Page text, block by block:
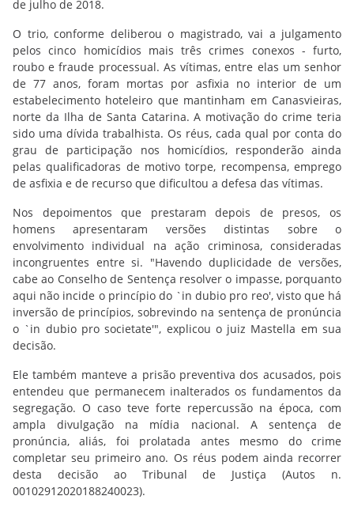
de julho de 2018.
O trio, conforme deliberou o magistrado, vai a julgamento
pelos cinco homicídios mais três crimes conexos - furto,
roubo e fraude processual. As vítimas, entre elas um senhor
de 77 anos, foram mortas por asfixia no interior de um
estabelecimento hoteleiro que mantinham em Canasvieiras,
norte da Ilha de Santa Catarina. A motivação do crime teria
sido uma dívida trabalhista. Os réus, cada qual por conta do
grau de participação nos homicídios, responderão ainda
pelas qualificadoras de motivo torpe, recompensa, emprego
de asfixia e de recurso que dificultou a defesa das vítimas.
Nos depoimentos que prestaram depois de presos, os
homens apresentaram versões distintas sobre o
envolvimento individual na ação criminosa, consideradas
incongruentes entre si. "Havendo duplicidade de versões,
cabe ao Conselho de Sentença resolver o impasse, porquanto
aqui não incide o princípio do `in dubio pro reo', visto que há
inversão de princípios, sobrevindo na sentença de pronúncia
o `in dubio pro societate'", explicou o juiz Mastella em sua
decisão.
Ele também manteve a prisão preventiva dos acusados, pois
entendeu que permanecem inalterados os fundamentos da
segregação. O caso teve forte repercussão na época, com
ampla divulgação na mídia nacional. A sentença de
pronúncia, aliás, foi prolatada antes mesmo do crime
completar seu primeiro ano. Os réus podem ainda recorrer
desta decisão ao Tribunal de Justiça (Autos n.
00102912020188240023).